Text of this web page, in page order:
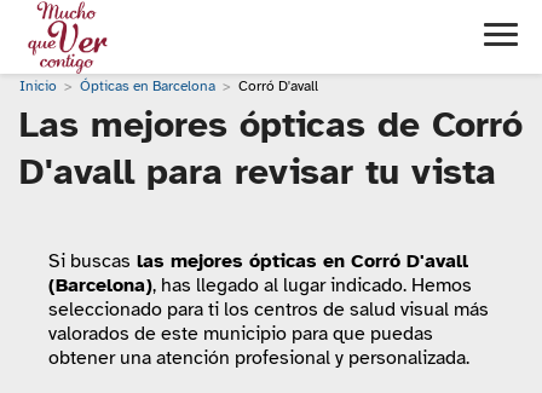
Inicio Ópticas en Barcelona Corró D'avall
Las mejores ópticas de Corró
D'avall para revisar tu vista
Si buscas las mejores ópticas en Corró D'avall
(Barcelona), has llegado al lugar indicado. Hemos
seleccionado para ti los centros de salud visual más
valorados de este municipio para que puedas
obtener una atención profesional y personalizada.